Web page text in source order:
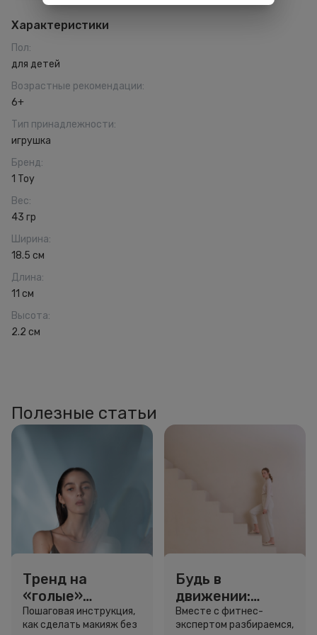
Характеристики
Пол:
для детей
Возрастные рекомендации:
6+
Тип принадлежности:
игрушка
Бренд:
1 Toy
Вес:
43 гр
Ширина:
18.5 см
Длина:
11 см
Высота:
2.2 см
Полезные статьи
Тренд на
«голые»
ресницы: как
выглядеть
Пошаговая инструкция,
как сделать макияж без
Будь в
движении:
сколько нужно
шагов для
Вместе с фитнес-
экспертом разбираемся,